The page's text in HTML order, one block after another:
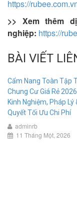
https://
>> Xem thêm
nghiệp: https://
BÀI VIẾT
Cẩm Nang Toàn Tập
Chung Cư Giá Rẻ
Kinh Nghiệm, Pháp Lý
Quyết Tối Ưu Chi Phí
adminrb
11 Tháng Một, 2026